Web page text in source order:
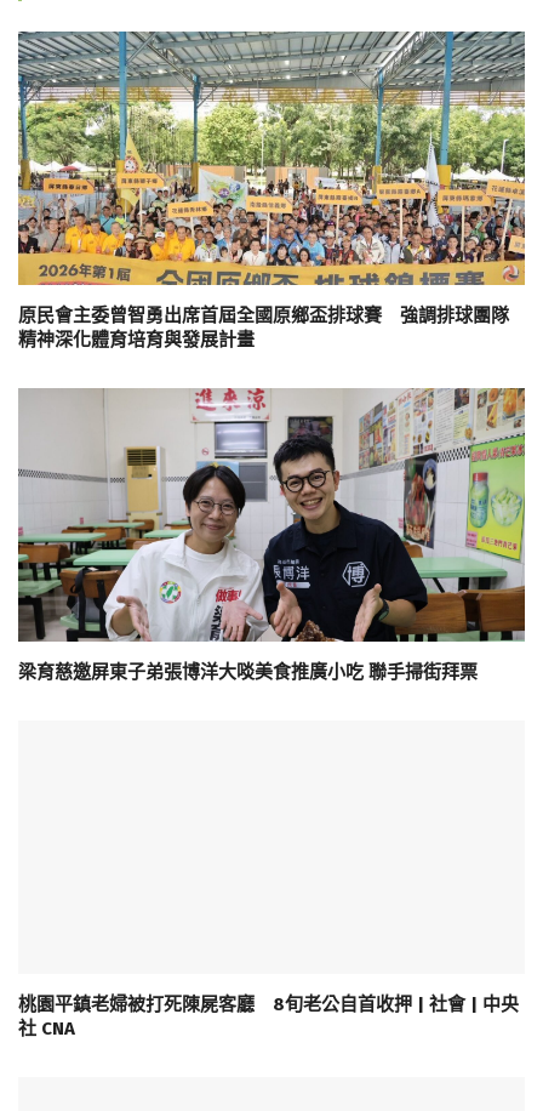
原民會主委曾智勇出席首屆全國原鄉盃排球賽 強調排球團隊
精神深化體育培育與發展計畫
梁育慈邀屏東子弟張博洋大啖美食推廣小吃 聯手掃街拜票
桃園平鎮老婦被打死陳屍客廳 8旬老公自首收押 | 社會 | 中央
社 CNA